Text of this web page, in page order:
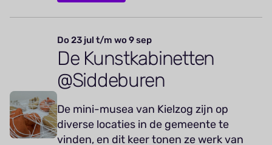
Do 23 jul t/m wo 9 sep
De Kunstkabinetten
@Siddeburen
De mini-musea van Kielzog zijn op
diverse locaties in de gemeente te
vinden, en dit keer tonen ze werk van